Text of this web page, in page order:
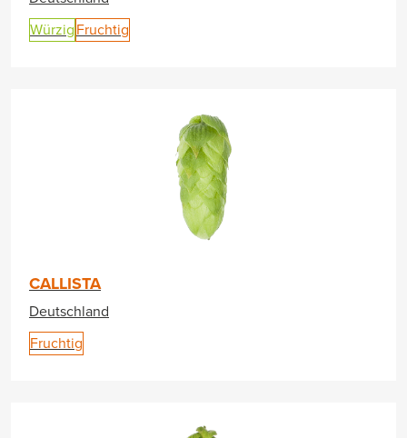
Würzig Fruchtig
CALLISTA
Deutschland
Fruchtig